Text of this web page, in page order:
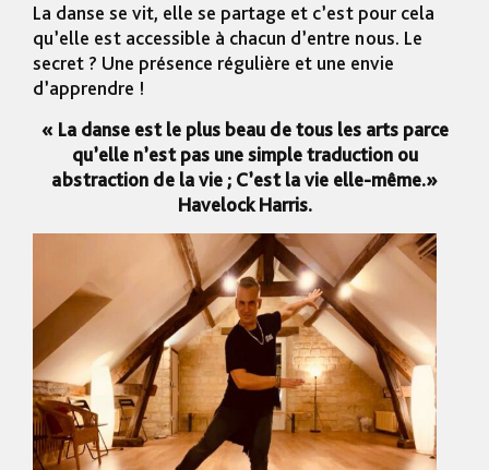
La danse se vit, elle se partage et c’est pour cela
qu’elle est accessible à chacun d’entre nous. Le
secret ? Une présence régulière et une envie
d’apprendre !
« La danse est le plus beau de tous les arts parce
qu’elle n’est pas une simple traduction ou
abstraction de la vie ; C’est la vie elle-même.»
Havelock Harris.